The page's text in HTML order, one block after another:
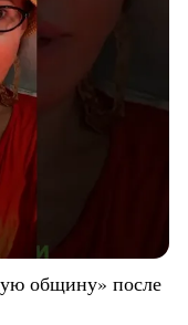
общину» после